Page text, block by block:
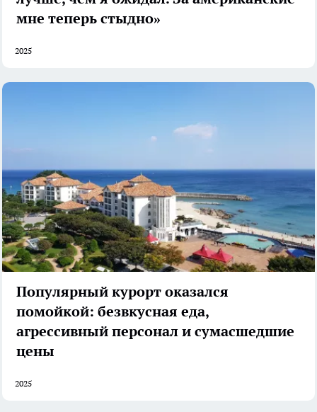
мне теперь стыдно»
2025
Популярный курорт оказался
помойкой: безвкусная еда,
агрессивный персонал и сумасшедшие
цены
2025